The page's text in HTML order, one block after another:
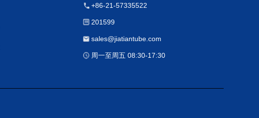
+86-21-57335522
201599
sales@jiatiantube.com
周一至周五 08:30-17:30